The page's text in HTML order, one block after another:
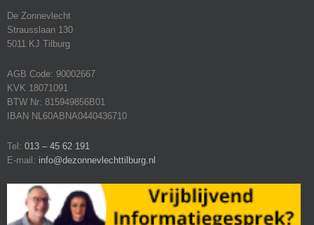
De Zonnevlecht
Strausslaan 130
5011 KJ Tilburg
AGB Code: 90002667
KVK 18071091
BTW Nr: 815949856B01
IBAN NL60ABNA0440436710
Tel: 013 – 45 62 191
E-mail: info@dezonnevlechttilburg.nl